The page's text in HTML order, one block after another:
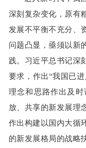
深刻复杂变化，原有
发展不平衡不充分、
问题凸显，亟须以新
践。习近平总书记深
要求，作出“我国已
理念和思路作出及
放、共享的新发展理
作出构建以国内大循
的新发展格局的战略